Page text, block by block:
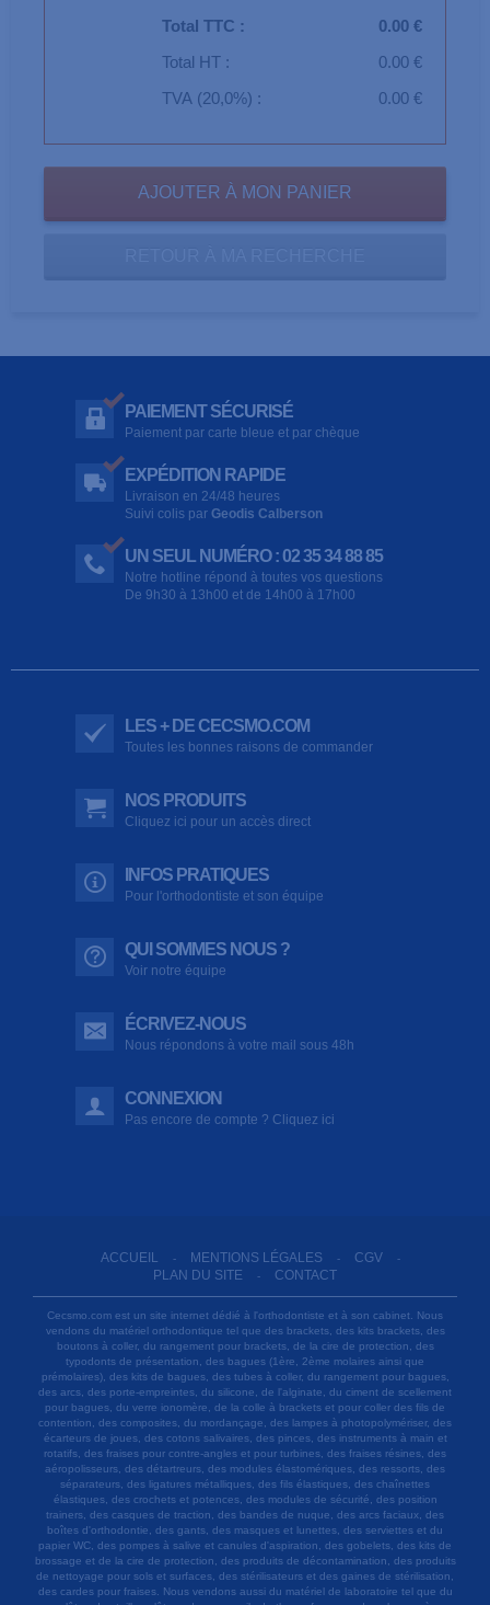
Total TTC :
0.00 €
Total HT :
0.00 €
TVA (20,0%) :
0.00 €
PAIEMENT SÉCURISÉ
Paiement par carte bleue et par chèque
EXPÉDITION RAPIDE
Livraison en 24/48 heures
Suivi colis par Geodis Calberson
UN SEUL NUMÉRO : 02 35 34 88 85
Notre hotline répond à toutes vos questions
De 9h30 à 13h00 et de 14h00 à 17h00
LES + DE CECSMO.COM
Toutes les bonnes raisons de commander
NOS PRODUITS
Cliquez ici pour un accès direct
INFOS PRATIQUES
Pour l'orthodontiste et son équipe
QUI SOMMES NOUS ?
Voir notre équipe
ÉCRIVEZ-NOUS
Nous répondons à votre mail sous 48h
CONNEXION
Pas encore de compte ? Cliquez ici
ACCUEIL - MENTIONS LÉGALES - CGV -
PLAN DU SITE - CONTACT
Cecsmo.com est un site internet dédié à l'orthodontiste et à son cabinet. Nous
vendons du matériel orthodontique tel que des brackets, des kits brackets, des
boutons à coller, du rangement pour brackets, de la cire de protection, des
typodonts de présentation, des bagues (1ère, 2ème molaires ainsi que
prémolaires), des kits de bagues, des tubes à coller, du rangement pour bagues,
des arcs, des porte-empreintes, du silicone, de l'alginate, du ciment de scellement
pour bagues, du verre ionomère, de la colle à brackets et pour coller des fils de
contention, des composites, du mordançage, des lampes à photopolymériser, des
écarteurs de joues, des cotons salivaires, des pinces, des instruments à main et
rotatifs, des fraises pour contre-angles et pour turbines, des fraises résines, des
aéropolisseurs, des détartreurs, des modules élastomériques, des ressorts, des
séparateurs, des ligatures métalliques, des fils élastiques, des chaînettes
élastiques, des crochets et potences, des modules de sécurité, des position
trainers, des casques de traction, des bandes de nuque, des arcs faciaux, des
boîtes d'orthodontie, des gants, des masques et lunettes, des serviettes et du
papier WC, des pompes à salive et canules d'aspiration, des gobelets, des kits de
brossage et de la cire de protection, des produits de décontamination, des produits
de nettoyage pour sols et surfaces, des stérilisateurs et des gaines de stérilisation,
des cardes pour fraises. Nous vendons aussi du matériel de laboratoire tel que du